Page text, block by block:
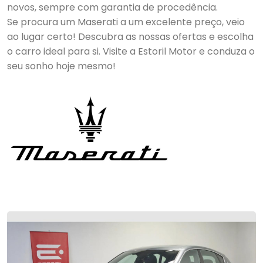
novos, sempre com garantia de procedência.
Se procura um Maserati a um excelente preço, veio
ao lugar certo! Descubra as nossas ofertas e escolha
o carro ideal para si. Visite a Estoril Motor e conduza o
seu sonho hoje mesmo!